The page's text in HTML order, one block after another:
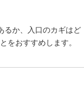
るか、入口のカギはど
をおすすめします。